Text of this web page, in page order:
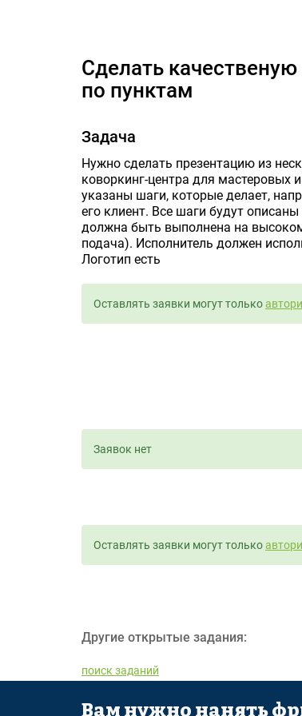
Сделать качественую презентацию-брошюру формата А5
по пунктам
Задача
Нужно сделать презентацию из
коворкинг-центра для мастеровых
указаны шаги, которые делает,
его клиент. Все шаги будут
должна быть выполнена на
подача). Исполнитель должен
Логотип есть
Оставлять заявки могут только
Заявок нет
Оставлять заявки могут только
Другие открытые задания:
поиск заданий
Вам нужно нанять